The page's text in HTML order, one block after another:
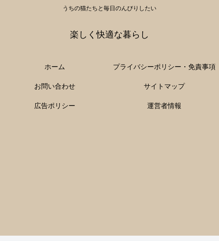
うちの猫たちと毎日のんびりしたい
楽しく快適な暮らし
ホーム プライバシーポリシー・免責事項
お問い合わせ サイトマップ
広告ポリシー 運営者情報